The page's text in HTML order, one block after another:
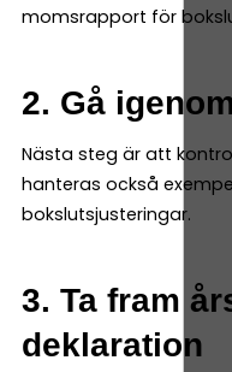
momsrapport för
2. Gå
Nästa steg är att
hanteras också
bokslutsjusteringar.
3. Ta fram
deklaration